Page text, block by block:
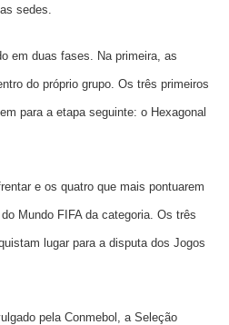
sedes.
em duas fases. Na primeira, as
do próprio grupo. Os três primeiros
para a etapa seguinte: o Hexagonal
e os quatro que mais pontuarem
Mundo FIFA da categoria. Os três
lugar para a disputa dos Jogos
pela Conmebol, a Seleção